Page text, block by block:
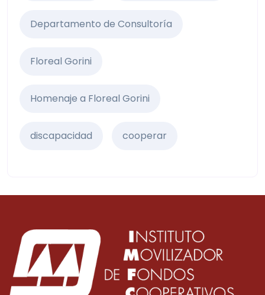
Departamento de Consultoría
Floreal Gorini
Homenaje a Floreal Gorini
discapacidad cooperar